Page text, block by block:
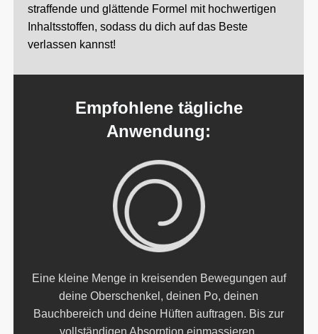
straffende und glättende Formel mit hochwertigen
Inhaltsstoffen, sodass du dich auf das Beste
verlassen kannst!
Empfohlene tägliche
Anwendung:
Eine kleine Menge in kreisenden Bewegungen auf
deine Oberschenkel, deinen Po, deinen
Bauchbereich und deine Hüften auftragen. Bis zur
vollständigen Absorption einmassieren.